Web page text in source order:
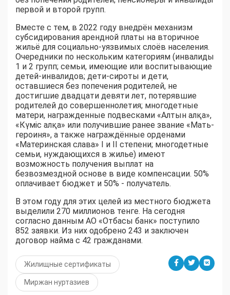
первой и второй групп.
Вместе с тем, в 2022 году внедрён механизм
субсидирования арендной платы на вторичное
жильё для социально-уязвимых слоёв населения.
Очередники по нескольким категориям (инвалиды
1 и 2 групп; семьи, имеющие или воспитывающие
детей-инвалидов; дети-сироты и дети,
оставшиеся без попечения родителей, не
достигшие двадцати девяти лет, потерявшие
родителей до совершеннолетия; многодетные
матери, награжденные подвесками «Алтын алқа»,
«Күміс алқа» или получившие ранее звание «Мать-
героиня», а также награждённые орденами
«Материнская слава» I и II степени; многодетные
семьи, нуждающихся в жилье) имеют
возможность получения выплат на
безвозмездной основе в виде компенсации. 50%
оплачивает бюджет и 50% - получатель.
В этом году для этих целей из местного бюджета
выделили 270 миллионов тенге. На сегодня
согласно данным АО «Отбасы банк» поступило
852 заявки. Из них одобрено 243 и заключен
договор найма с 42 гражданами.
Жилищные сертификаты
Миржан нуртазиев